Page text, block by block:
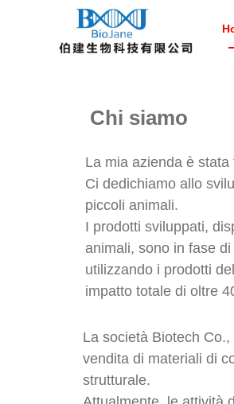
Chi siamo
La mia azienda è
Ci dedichiamo allo
piccoli animali.
I prodotti sviluppati,
animali, sono in fase
utilizzando i prodotti
impatto totale di oltre
La società Biotech
vendita di materiali di
strutturale.